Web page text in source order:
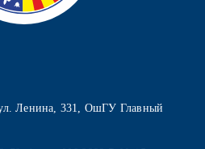
Ленина, 331, ОшГУ Главный